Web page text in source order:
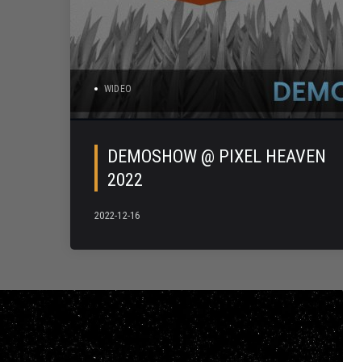
WIDEO
DEMOSHOW @ PIXEL HEAVEN
2022
2022-12-16